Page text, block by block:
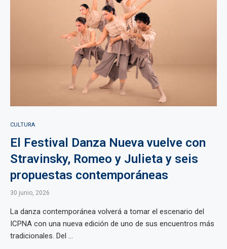
CULTURA
El Festival Danza Nueva vuelve con
Stravinsky, Romeo y Julieta y seis
propuestas contemporáneas
30 junio, 2026
La danza contemporánea volverá a tomar el escenario del
ICPNA con una nueva edición de uno de sus encuentros más
tradicionales. Del ...